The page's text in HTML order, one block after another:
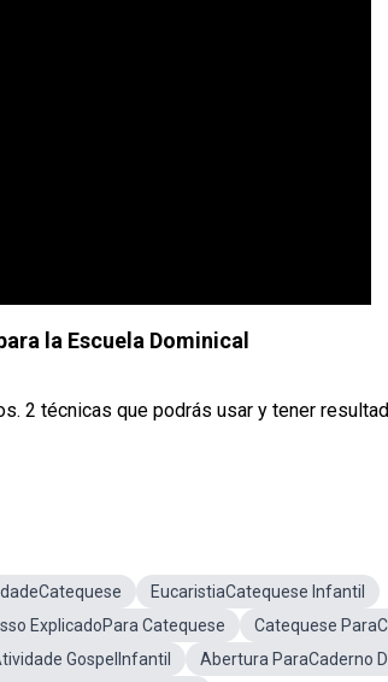
la Escuela Dominical
2 técnicas que podrás usar y tener
EucaristiaCatequese Infantil
ExplicadoPara Catequese
Catequese
GospelInfantil
Abertura ParaCaderno